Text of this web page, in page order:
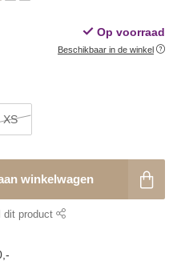
Op voorraad
Beschikbaar in de winkel
XS
winkelwagen
dit product